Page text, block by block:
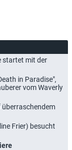
startet mit der
in Paradise",
vom Waverly
Frier) besucht